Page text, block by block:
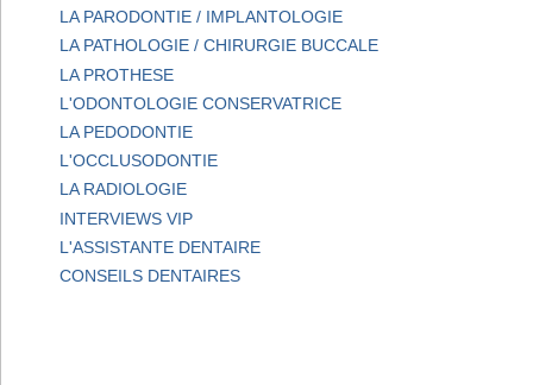
LA PARODONTIE / IMPLANTOLOGIE
LA PATHOLOGIE / CHIRURGIE BUCCALE
LA PROTHESE
L'ODONTOLOGIE CONSERVATRICE
LA PEDODONTIE
L'OCCLUSODONTIE
LA RADIOLOGIE
INTERVIEWS VIP
L'ASSISTANTE DENTAIRE
CONSEILS DENTAIRES